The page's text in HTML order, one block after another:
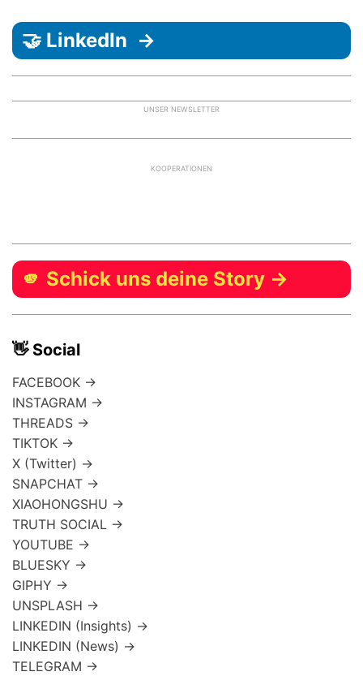
🤝 LinkedIn →
UNSER NEWSLETTER
KOOPERATIONEN
🫵 Schick uns deine Story →
👋 Social
FACEBOOK →
INSTAGRAM →
THREADS →
TIKTOK →
X (Twitter) →
SNAPCHAT →
XIAOHONGSHU →
TRUTH SOCIAL →
YOUTUBE →
BLUESKY →
GIPHY →
UNSPLASH →
LINKEDIN (Insights) →
LINKEDIN (News) →
TELEGRAM →